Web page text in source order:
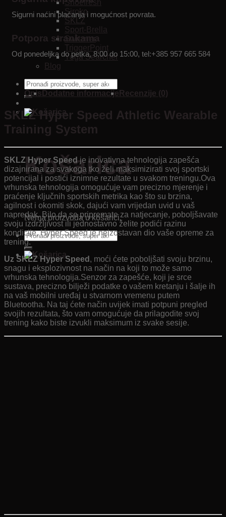
Shoefresh
Siroko
SKLZ
Sport-Brella
Switzner
TriggerPoint
Yoga Searcher
Blog
Pretraži:
Košarica
Nema proizvoda u košarici.
Pretraži:
Sigurni naćini plaćanja i mogućnost povrata.
Potpora strankama
Od ponedeljka do petka, 8:00 do 15:00, tel:+385 957 665 584
Opis Dodatne informacije Recenzije (0)
SKLZ Hyper Speed Athletic Wearable
Training System
SKLZ Hyper Speed​​​​je inovativna tehnologija zapešća
dizajnirana za svakoga tko želi maksimizirati svoj sportski
potencijal i postići iznimne rezultate u svakom treningu.Ova
vrhunska tehnologija omogućuje vam precizno mjerenje i
praćenje ključnih sportskih metrika kao što su brzina,
agilnost i okomiti skok, dajući vam vrijedan uvid u vaš
napredak. Bilo da se pripremate za natjecanje, poboljšavate
svoju izdržljivost ili jednostavno želite podići razinu
kondicije, Hyper Speed ​​​​je neizostavan dio vaše opreme za
trening.
Uz SKLZ Hyper Speed , moći ćete poboljšati svoju brzinu,
snagu i eksplozivnost na način na koji to može samo
vrhunska tehnologija.Senzor za zapešće, koji je srce
sustava, precizno bilježi podatke o vašem kretanju i šalje ih
na vaš mobilni uređaj u stvarnom vremenu putem
Bluetootha. Na taj ćete način uvijek imati potpuni pregled
svojih rezultata, što vam omogućuje da prilagodite svoj
trening kako biste izvukli maksimum iz svake sesije.